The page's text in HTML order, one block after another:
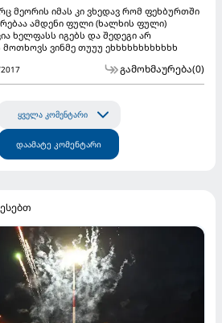
მეორის იმას კი ვხედავ რომ ფეხბურთში
ამდენი ფული (ხალხის ფული)
ხელფასს იგებს და შედეგი არ
მოთხოვს ვინმე თუუუ ეხხხხხხხხხხხხ
გამოხმაურება(0)
ყველა კომენტარი
დაამატე კომენტარი